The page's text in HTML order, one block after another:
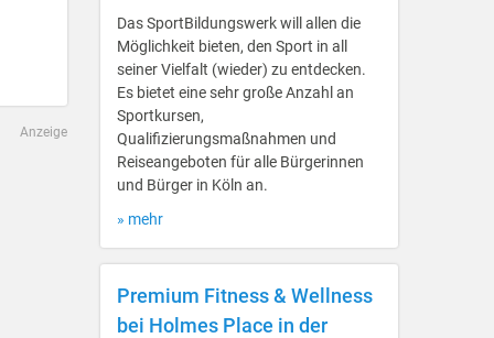
Anzeige
Das SportBildungswerk will allen die
Möglichkeit bieten, den Sport in all
seiner Vielfalt (wieder) zu entdecken.
Es bietet eine sehr große Anzahl an
Sportkursen,
Qualifizierungsmaßnahmen und
Reiseangeboten für alle Bürgerinnen
und Bürger in Köln an.
» mehr
Premium Fitness & Wellness
bei Holmes Place in der